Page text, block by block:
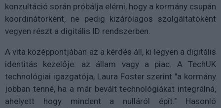
konzultáció során próbálja elérni, hogy a kormány csupán
koordinátorként, ne pedig kizárólagos szolgáltatóként
vegyen részt a digitális ID rendszerben.
A vita középpontjában az a kérdés áll, ki legyen a digitális
identitás kezelője: az állam vagy a piac. A TechUK
technológiai igazgatója, Laura Foster szerint "a kormány
jobban tenné, ha a már bevált technológiákat integrálná,
ahelyett hogy mindent a nulláról épít." Hasonló